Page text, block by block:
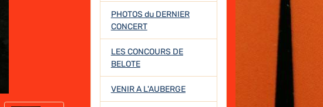
PHOTOS du DERNIER
CONCERT
LES CONCOURS DE
BELOTE
VENIR A L'AUBERGE